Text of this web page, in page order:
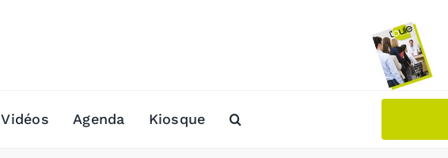
Vidéos Agenda Kiosque